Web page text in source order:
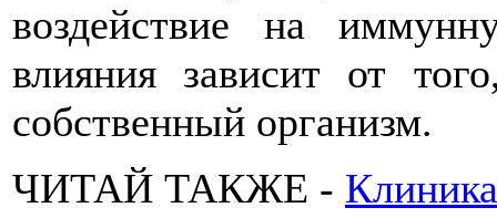
воздействие на
влияния зависит от
собственный организм.
ЧИТАЙ ТАКЖЕ -